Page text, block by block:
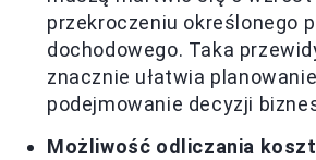
przekroczeniu określonego
dochodowego. Taka
znacznie ułatwia
podejmowanie decyzji
Możliwość odliczania